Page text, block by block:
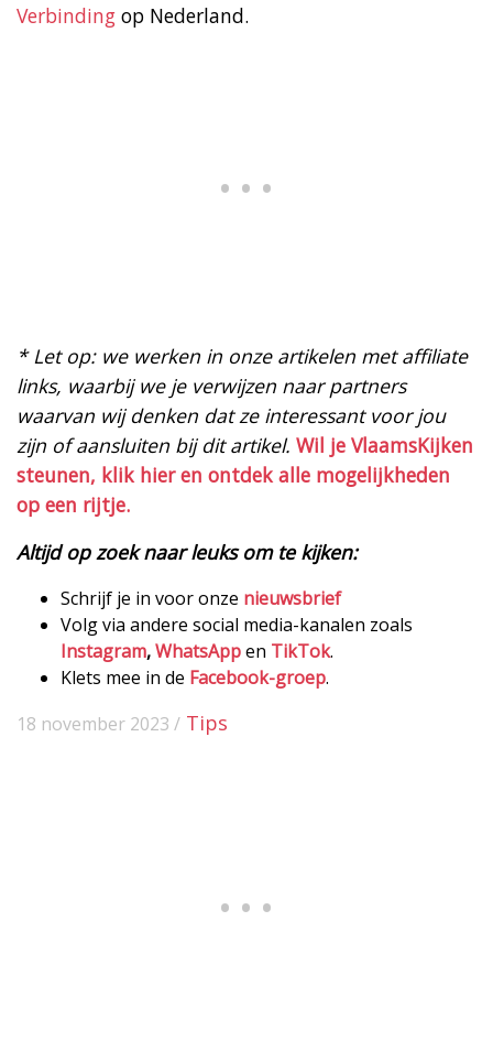
Verbinding op Nederland.
* Let op: we werken in onze artikelen met affiliate
links, waarbij we je verwijzen naar partners
waarvan wij denken dat ze interessant voor jou
zijn of aansluiten bij dit artikel. Wil je VlaamsKijken
steunen, klik hier en ontdek alle mogelijkheden
op een rijtje.
Altijd op zoek naar leuks om te kijken:
Schrijf je in voor onze nieuwsbrief
Volg via andere social media-kanalen zoals
Instagram,WhatsAppen TikTok.
Klets mee in de Facebook-groep.
18 november 2023 / Tips